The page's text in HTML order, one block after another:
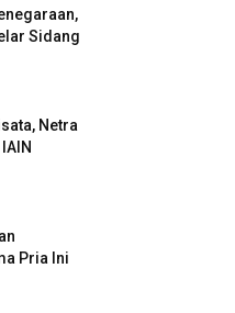
Sidang
Netra
Pria Ini